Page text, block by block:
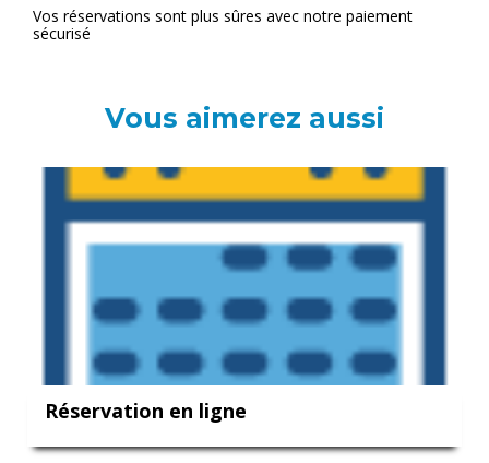
Vos réservations sont plus sûres avec notre paiement
sécurisé
Vous aimerez aussi
Réservation en ligne